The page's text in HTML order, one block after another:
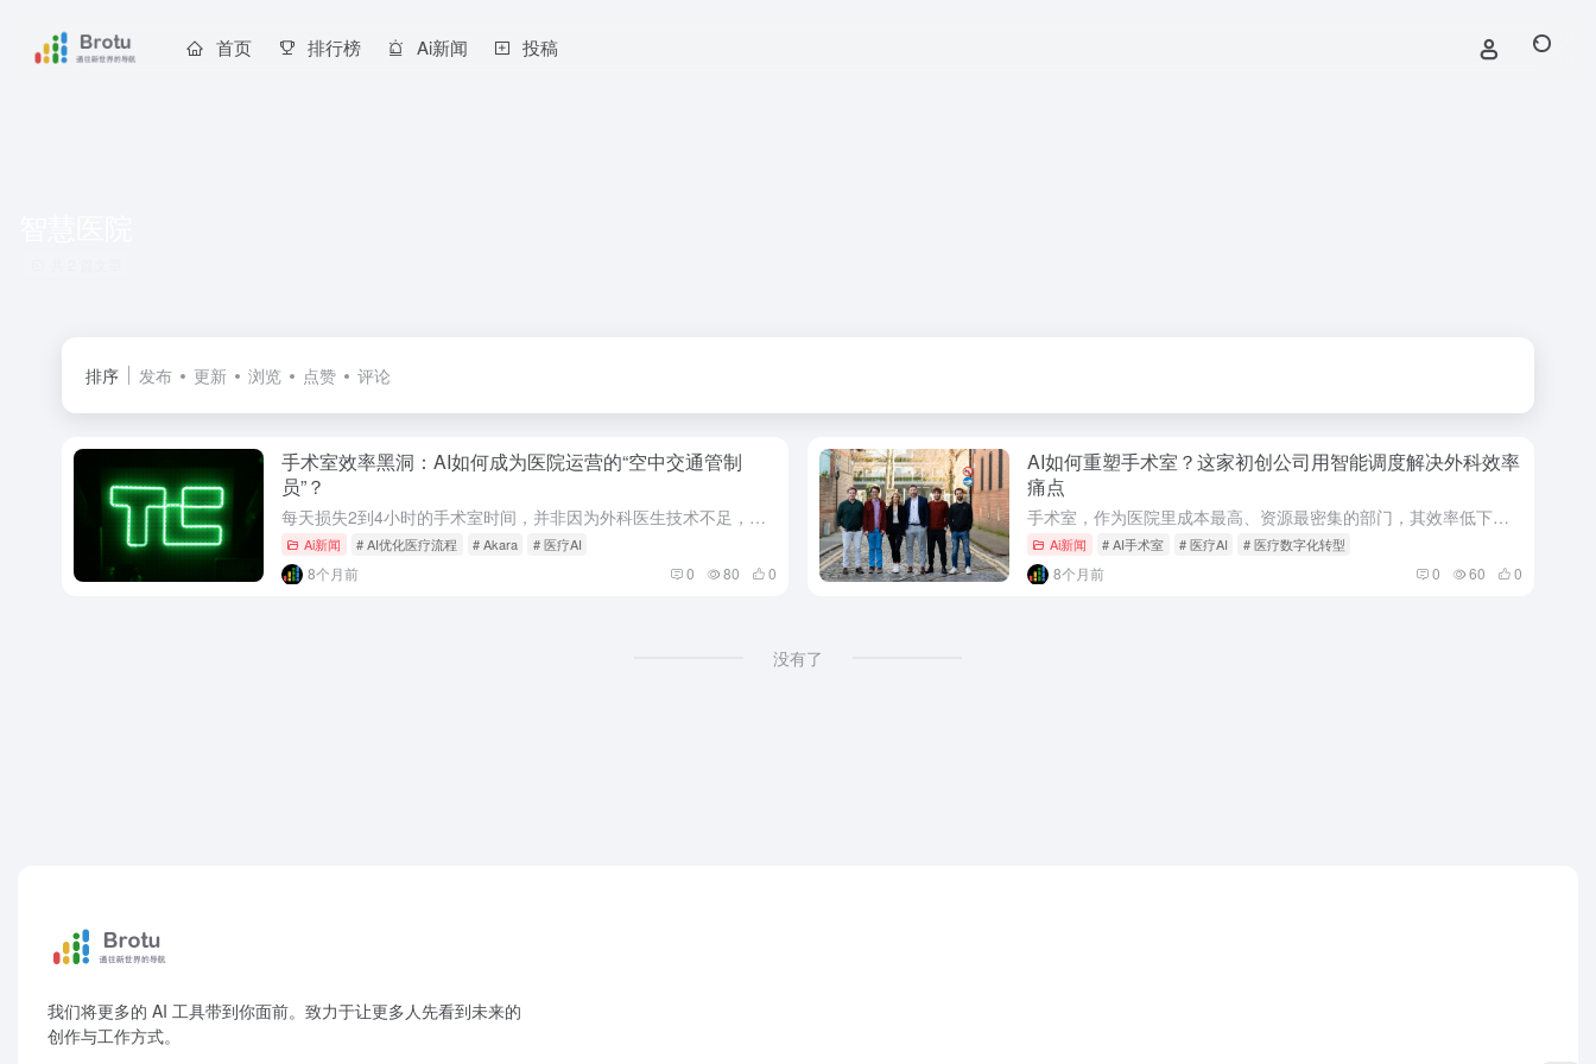
首页 排行榜 Ai新闻 投稿
排序 发布 更新 浏览 点赞 评论
手术室效率黑洞：AI如何成为医院运营的“空中交通管制
员”？
每天损失2到4小时的手术室时间，并非因为外科医生技术不足，而是源于混乱的调度、低效的周转和依赖人工的经验判断。这一普遍存在的手术室效率黑洞，正成为全球医院运营成本飙升的核心痛点。如今，一种结合环境感知...
Ai新闻 # AI优化医疗流程 # Akara # 医疗AI
8个月前 0 80 0
AI如何重塑手术室？这家初创公司用智能调度解决外科效率
痛点
手术室，作为医院里成本最高、资源最密集的部门，其效率低下却是一个全球性的行业顽疾。空置的手术间、临时取消的手术、混乱的器械物流，每一天都在吞噬着宝贵的医疗资源和医院收入。如今，一家初创公司正试图用人工...
Ai新闻 # AI手术室 # 医疗AI # 医疗数字化转型
8个月前 0 60 0
没有了
我们将更多的 AI 工具带到你面前。致力于让更多人先看到未来的
创作与工作方式。